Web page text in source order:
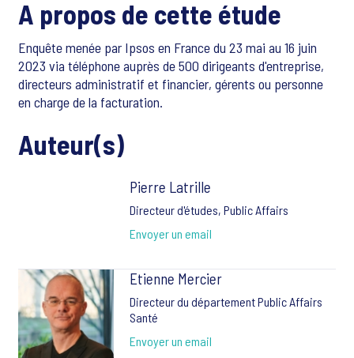
A propos de cette étude
Enquête menée par Ipsos en France du 23 mai au 16 juin
2023 via téléphone auprès de 500 dirigeants d'entreprise,
directeurs administratif et financier, gérents ou personne
en charge de la facturation.
Auteur(s)
Pierre Latrille
Directeur d'études, Public Affairs
Envoyer un email
Etienne Mercier
Directeur du département Public Affairs
Santé
Envoyer un email